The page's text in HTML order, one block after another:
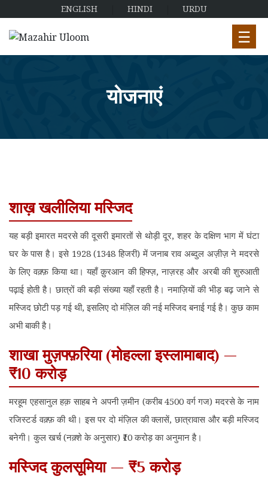
ENGLISH HINDI URDU
☰
योजनाएं
शाख़ खलीलिया मस्जिद
यह बड़ी इमारत मदरसे की दूसरी इमारतों से थोड़ी दूर, शहर के दक्षिण भाग में घंटा
घर के पास है। इसे 1928 (1348 हिजरी) में जनाब राव अब्दुल अज़ीज़ ने मदरसे
के लिए वक़्फ़ किया था। यहाँ क़ुरआन की हिफ्ज़, नाज़रह और अरबी की शुरुआती
पढ़ाई होती है। छात्रों की बड़ी संख्या यहाँ रहती है। नमाज़ियों की भीड़ बढ़ जाने से
मस्जिद छोटी पड़ गई थी, इसलिए दो मंज़िल की नई मस्जिद बनाई गई है। कुछ काम
अभी बाकी है।
शाखा मुज़फ्फ़रिया (मोहल्ला इस्लामाबाद) —
₹10 करोड़
मरहूम एहसानुल हक़ साहब ने अपनी ज़मीन (करीब 4500 वर्ग गज) मदरसे के नाम
रजिस्टर्ड वक़्फ़ की थी। इस पर दो मंज़िल की क्लासें, छात्रावास और बड़ी मस्जिद
बनेगी। कुल खर्च (नक़्शे के अनुसार) ₹10 करोड़ का अनुमान है।
मस्जिद कुलसूमिया — ₹5 करोड़